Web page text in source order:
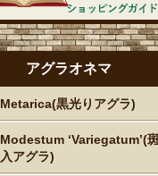
アグラオネマ
Metarica(黒光りアグラ)
Modestum ‘Variegatum’(
入アグラ)